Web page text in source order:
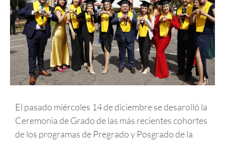
El pasado miércoles 14 de diciembre se desarolló la
Ceremonia de Grado de las más recientes cohortes
de los programas de Pregrado y Posgrado de la